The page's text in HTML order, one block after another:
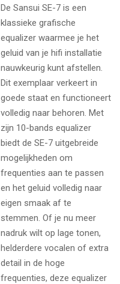
De Sansui SE-7 is een
klassieke grafische
equalizer waarmee je het
geluid van je hifi installatie
nauwkeurig kunt afstellen.
Dit exemplaar verkeert in
goede staat en functioneert
volledig naar behoren. Met
zijn 10-bands equalizer
biedt de SE-7 uitgebreide
mogelijkheden om
frequenties aan te passen
en het geluid volledig naar
eigen smaak af te
stemmen. Of je nu meer
nadruk wilt op lage tonen,
helderdere vocalen of extra
detail in de hoge
frequenties, deze equalizer